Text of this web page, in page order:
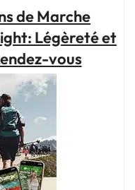
de Marche
Légèreté et
vous